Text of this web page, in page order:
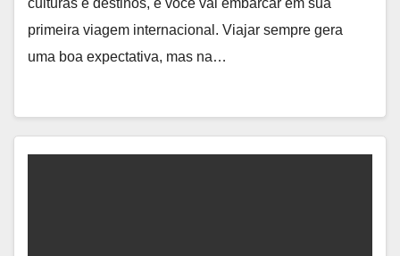
primeira viagem internacional. Viajar sempre gera
uma boa expectativa, mas na…